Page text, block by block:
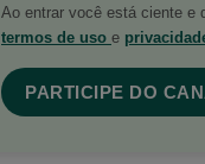
Ao entrar você está ciente e
termos de uso e
PARTICIPE DO